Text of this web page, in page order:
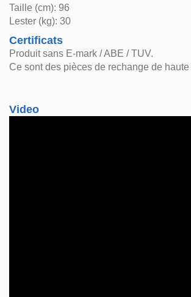
Taille (cm): 96
Lester (kg): 30
Certificats
Produit sans E-mark / ABE / TUV.
Ce sont des pièces de rechange de
Video